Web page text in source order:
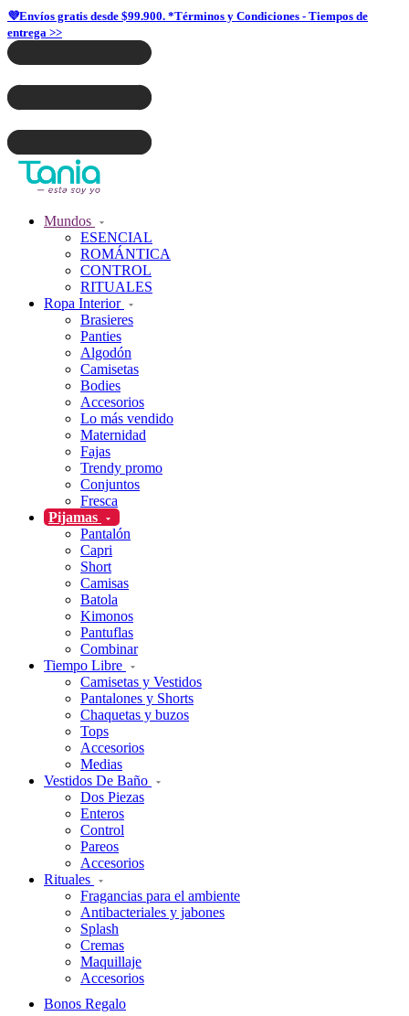
💜Envíos gratis desde $99.900. *Términos y Condiciones - Tiempos de
entrega >>
Mundos
ESENCIAL
ROMÁNTICA
CONTROL
RITUALES
Ropa Interior
Brasieres
Panties
Algodón
Camisetas
Bodies
Accesorios
Lo más vendido
Maternidad
Fajas
Trendy promo
Conjuntos
Fresca
Pijamas
Pantalón
Capri
Short
Camisas
Batola
Kimonos
Pantuflas
Combinar
Tiempo Libre
Camisetas y Vestidos
Pantalones y Shorts
Chaquetas y buzos
Tops
Accesorios
Medias
Vestidos De Baño
Dos Piezas
Enteros
Control
Pareos
Accesorios
Rituales
Fragancias para el ambiente
Antibacteriales y jabones
Splash
Cremas
Maquillaje
Accesorios
Bonos Regalo